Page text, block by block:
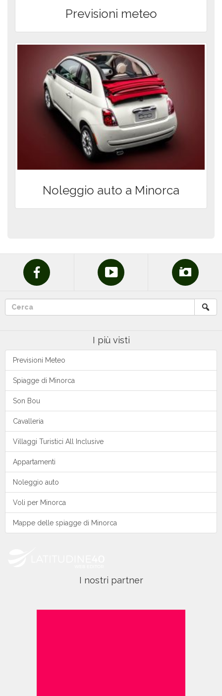
Previsioni meteo
Noleggio auto a Minorca
I più visti
Previsioni Meteo
Spiagge di Minorca
Son Bou
Cavalleria
Villaggi Turistici All Inclusive
Appartamenti
Noleggio auto
Voli per Minorca
Mappe delle spiagge di Minorca
I nostri partner